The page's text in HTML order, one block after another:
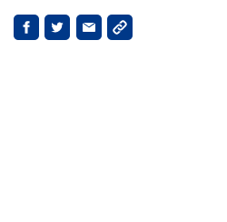
Die Rolle von Tether in der